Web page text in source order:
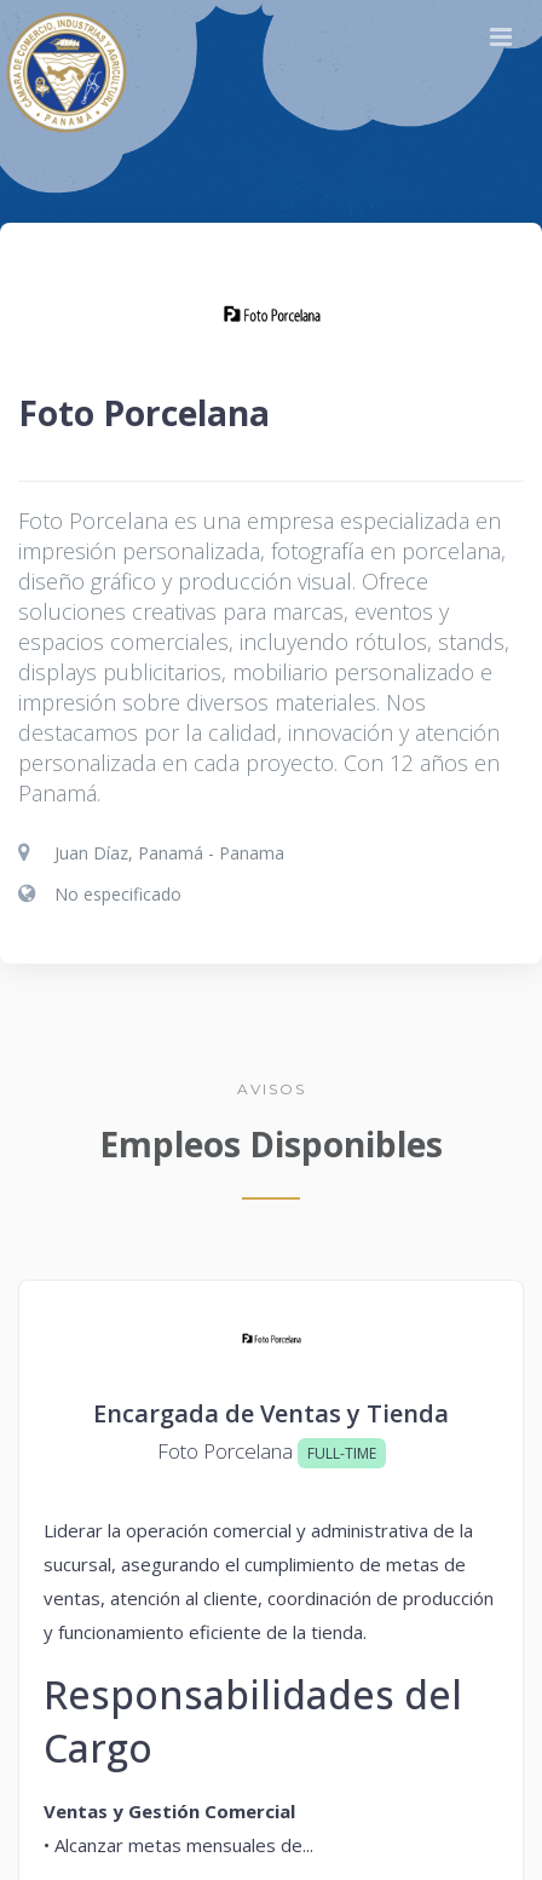
Foto Porcelana
Foto Porcelana es una empresa especializada en
impresión personalizada, fotografía en porcelana,
diseño gráfico y producción visual. Ofrece
soluciones creativas para marcas, eventos y
espacios comerciales, incluyendo rótulos, stands,
displays publicitarios, mobiliario personalizado e
impresión sobre diversos materiales. Nos
destacamos por la calidad, innovación y atención
personalizada en cada proyecto. Con 12 años en
Panamá.
Juan Díaz, Panamá - Panama
No especificado
AVISOS
Empleos Disponibles
Encargada de Ventas y Tienda
Foto Porcelana FULL-TIME
Liderar la operación comercial y administrativa de la
sucursal, asegurando el cumplimiento de metas de
ventas, atención al cliente, coordinación de producción
y funcionamiento eficiente de la tienda.
Responsabilidades del
Cargo
Ventas y Gestión Comercial
• Alcanzar metas mensuales de...